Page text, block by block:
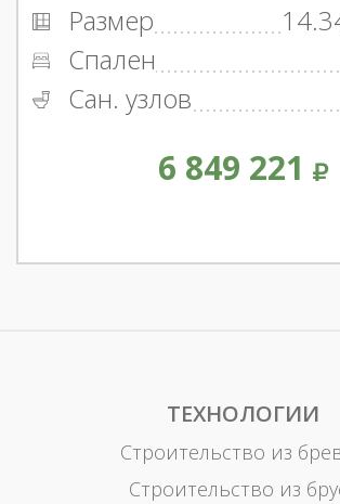
Размер
Спален
Сан. узлов
6 849 221
ТЕХНОЛОГИИ
Строительство из
Строительство из